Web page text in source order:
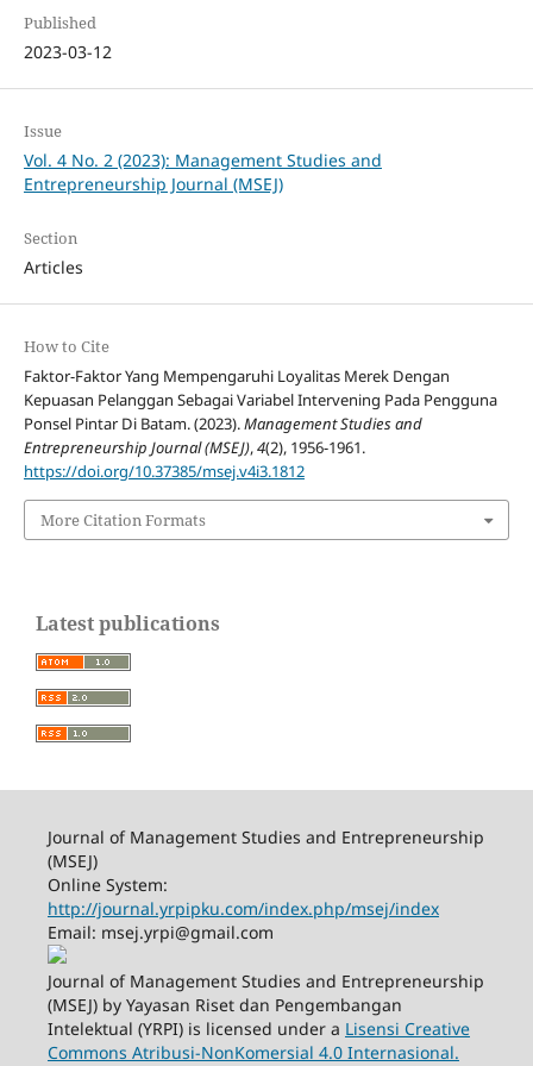
Published
2023-03-12
Issue
Vol. 4 No. 2 (2023): Management Studies and
Entrepreneurship Journal (MSEJ)
Section
Articles
How to Cite
Faktor-Faktor Yang Mempengaruhi Loyalitas Merek Dengan
Kepuasan Pelanggan Sebagai Variabel Intervening Pada Pengguna
Ponsel Pintar Di Batam. (2023).Management Studies and
Entrepreneurship Journal (MSEJ),4(2), 1956-1961.
https://doi.org/10.37385/msej.v4i3.1812
More Citation Formats
Latest publications
Journal of Management Studies and Entrepreneurship
(MSEJ)
Online System:
http://journal.yrpipku.com/index.php/msej/index
Email: msej.yrpi@gmail.com
Journal of Management Studies and Entrepreneurship
(MSEJ) by Yayasan Riset dan Pengembangan
Intelektual (YRPI) is licensed under a Lisensi Creative
Commons Atribusi-NonKomersial 4.0 Internasional.